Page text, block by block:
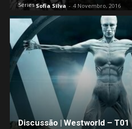
SériesSofia Silva - 4 Novembro, 2016
Discussão | Westworld – T01